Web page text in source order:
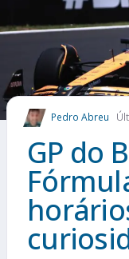
FUTEBOL
FUTEBOL
COMO
MAIS
Pedro Abreu
GP do